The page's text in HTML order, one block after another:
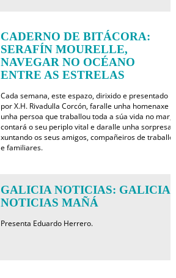
CADERNO DE BITÁCORA:
SERAFÍN MOURELLE,
NAVEGAR NO OCÉANO
ENTRE AS ESTRELAS
Cada semana, este espazo, dirixido e presentado
por X.H. Rivadulla Corcón, faralle unha homenaxe a
unha persoa que traballou toda a súa vida no mar,
contará o seu periplo vital e daralle unha sorpresa
xuntando os seus amigos, compañeiros de traballo
e familiares.
GALICIA NOTICIAS: GALICIA
NOTICIAS MAÑÁ
Presenta Eduardo Herrero.